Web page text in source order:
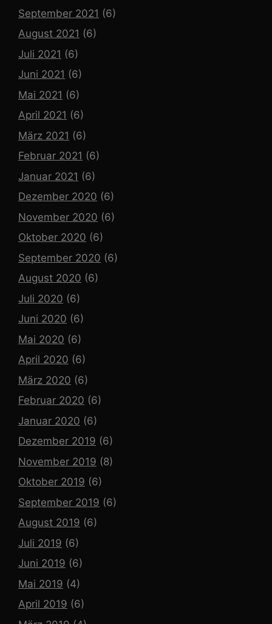
September 2021 (6)
August 2021 (6)
Juli 2021 (6)
Juni 2021 (6)
Mai 2021 (6)
April 2021 (6)
März 2021 (6)
Februar 2021 (6)
Januar 2021 (6)
Dezember 2020 (6)
November 2020 (6)
Oktober 2020 (6)
September 2020 (6)
August 2020 (6)
Juli 2020 (6)
Juni 2020 (6)
Mai 2020 (6)
April 2020 (6)
März 2020 (6)
Februar 2020 (6)
Januar 2020 (6)
Dezember 2019 (6)
November 2019 (8)
Oktober 2019 (6)
September 2019 (6)
August 2019 (6)
Juli 2019 (6)
Juni 2019 (6)
Mai 2019 (4)
April 2019 (6)